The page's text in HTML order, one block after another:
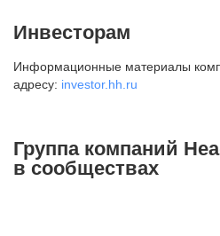
внутригородская территория
Муниципальный округ Тверской,
2-я Брестская ул., д. 48,
+7 495 980-64-27
Инвесторам
Информационные материалы
адресу: investor.hh.ru
Группа компаний
в сообществах